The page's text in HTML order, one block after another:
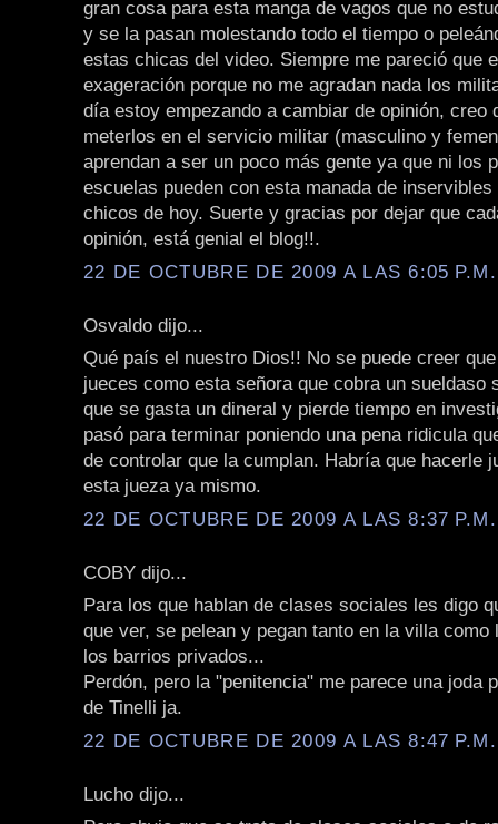
gran cosa para esta manga de vagos que no
y se la pasan molestando todo el tiempo o
estas chicas del video. Siempre me pareció que
exageración porque no me agradan nada los
día estoy empezando a cambiar de opinión, creo
meterlos en el servicio militar (masculino y
aprendan a ser un poco más gente ya que ni los
escuelas pueden con esta manada de
chicos de hoy. Suerte y gracias por dejar que
opinión, está genial el blog!!.
22 DE OCTUBRE DE 2009 A LAS 6:05 P.M.
Osvaldo dijo...
Qué país el nuestro Dios!! No se puede creer
jueces como esta señora que cobra un sueldaso
que se gasta un dineral y pierde tiempo en
pasó para terminar poniendo una pena ridicula
de controlar que la cumplan. Habría que hacerle
esta jueza ya mismo.
22 DE OCTUBRE DE 2009 A LAS 8:37 P.M.
COBY dijo...
Para los que hablan de clases sociales les digo
que ver, se pelean y pegan tanto en la villa como
los barrios privados...
Perdón, pero la "penitencia" me parece una joda
de Tinelli ja.
22 DE OCTUBRE DE 2009 A LAS 8:47 P.M.
Lucho dijo...